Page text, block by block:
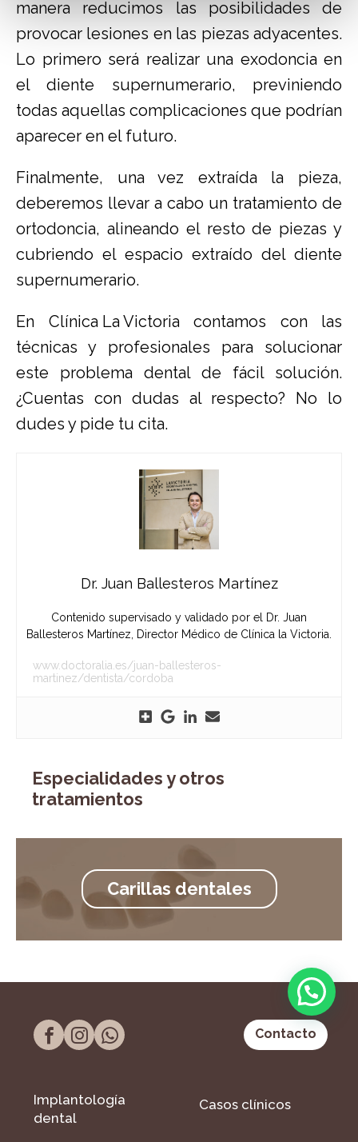
manera reducimos las posibilidades de
provocar lesiones en las piezas adyacentes.
Lo primero será realizar una exodoncia en
el diente supernumerario, previniendo
todas aquellas complicaciones que podrían
aparecer en el futuro.
Finalmente, una vez extraída la pieza,
deberemos llevar a cabo un tratamiento de
ortodoncia, alineando el resto de piezas y
cubriendo el espacio extraído del diente
supernumerario.
En Clínica La Victoriacontamos con las
técnicas y profesionales para solucionar
este problema dental de fácil solución.
¿Cuentas con dudas al respecto? No lo
dudes y pide tu cita.
Dr. Juan Ballesteros Martínez
Contenido supervisado y validado por el Dr. Juan
Ballesteros Martínez, Director Médico de Clínica la Victoria.
www.doctoralia.es/juan-ballesteros-
martinez/dentista/cordoba
Especialidades y otros
tratamientos
Carillas dentales
Contacto
Implantología
dental
Casos clínicos